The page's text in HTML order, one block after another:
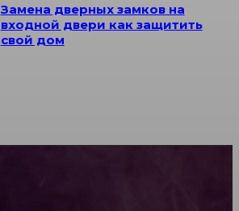
Замена дверных замков на
входной двери как защитить
свой дом